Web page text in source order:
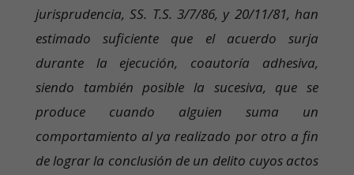
jurisprudencia, SS. T.S. 3/7/86, y 20/11/81, han
estimado suficiente que el acuerdo surja
durante la ejecución, coautoría adhesiva,
siendo también posible la sucesiva, que se
produce cuando alguien suma un
comportamiento al ya realizado por otro a fin
de lograr la conclusión de un delito cuyos actos